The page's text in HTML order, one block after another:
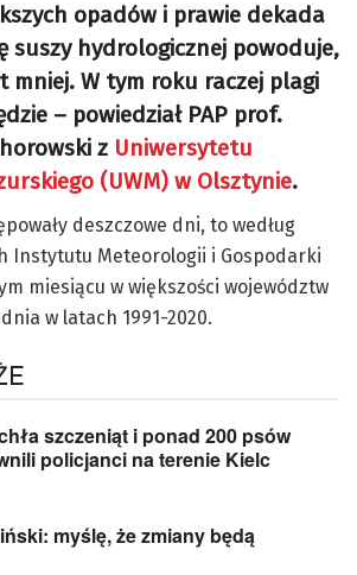
opadów i prawie dekada
suszy hydrologicznej powoduje,
mniej. W tym roku raczej plagi
– powiedział PAP prof.
z Uniwersytetu
(UWM) w Olsztynie.
deszczowe dni, to według
Instytutu Meteorologii i Gospodarki
miesiącu w większości województw
w latach 1991-2020.
szczeniąt i ponad 200 psów
policjanci na terenie Kielc
myślę, że zmiany będą